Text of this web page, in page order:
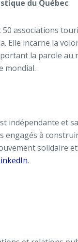
du Québec
associations
Elle incarne la
la parole au
mondial.
indépendante et
engagés à
solidaire
.